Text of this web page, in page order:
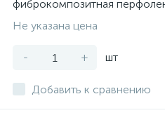
фиброкомпозитная
Не указана цена
- + шт
Добавить к сравнению